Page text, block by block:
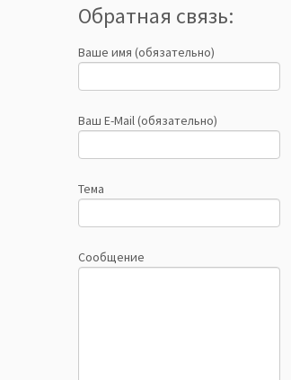
Обратная связь:
Ваше имя (обязательно)
Ваш E-Mail (обязательно)
Тема
Сообщение